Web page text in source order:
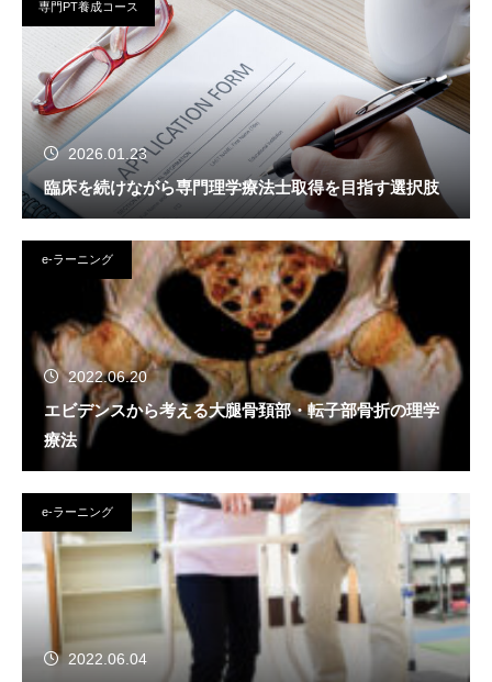
専門PT養成コース
2026.01.23
臨床を続けながら専門理学療法士取得を目指す選択肢
e-ラーニング
2022.06.20
エビデンスから考える大腿骨頚部・転子部骨折の理学
療法
e-ラーニング
2022.06.04